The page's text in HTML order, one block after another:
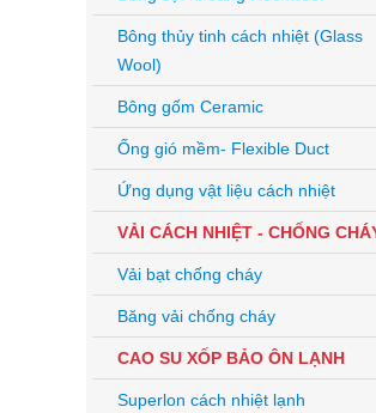
Bông thủy tinh cách nhiệt (Glass
Wool)
Bông gốm Ceramic
Ống gió mềm- Flexible Duct
Ứng dụng vật liệu cách nhiệt
VẢI CÁCH NHIỆT - CHỐNG
Vải bạt chống cháy
Băng vải chống cháy
CAO SU XỐP BẢO ÔN LẠNH
Superlon cách nhiệt lạnh